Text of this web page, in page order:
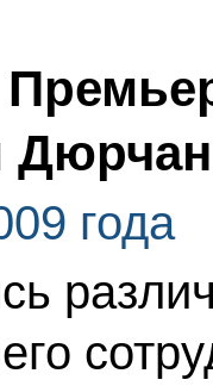
года